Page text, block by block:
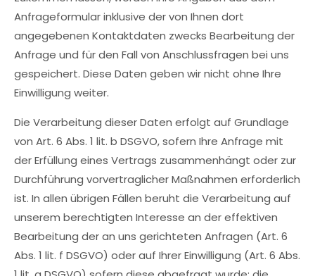
Anfrageformular inklusive der von Ihnen dort
angegebenen Kontaktdaten zwecks Bearbeitung der
Anfrage und für den Fall von Anschlussfragen bei uns
gespeichert. Diese Daten geben wir nicht ohne Ihre
Einwilligung weiter.
Die Verarbeitung dieser Daten erfolgt auf Grundlage
von Art. 6 Abs. 1 lit. b DSGVO, sofern Ihre Anfrage mit
der Erfüllung eines Vertrags zusammenhängt oder zur
Durchführung vorvertraglicher Maßnahmen erforderlich
ist. In allen übrigen Fällen beruht die Verarbeitung auf
unserem berechtigten Interesse an der effektiven
Bearbeitung der an uns gerichteten Anfragen (Art. 6
Abs. 1 lit. f DSGVO) oder auf Ihrer Einwilligung (Art. 6 Abs.